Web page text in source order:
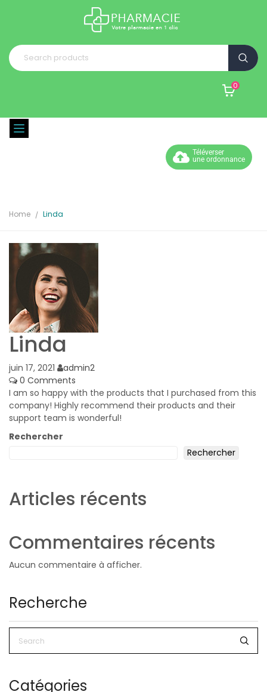
0
Téléverser
une ordonnance
Home Linda
Linda
juin 17, 2021
admin2
0 Comments
I am so happy with the products that I purchased from this
company! Highly recommend their products and their
support team is wonderful!
Rechercher
Rechercher
Articles récents
Commentaires récents
Aucun commentaire à afficher.
Recherche
Catégories